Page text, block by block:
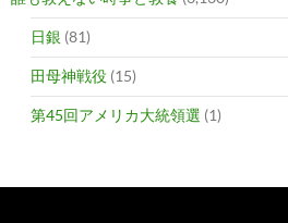
日銀 (81)
田母神戦役 (15)
第45回アメリカ大統領選 (1)